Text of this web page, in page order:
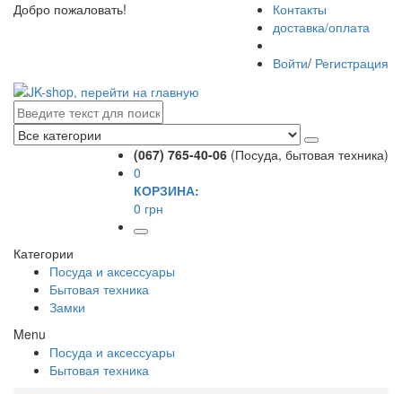
Добро пожаловать!
Контакты
доставка/оплата
Войти/ Регистрация
(067) 765-40-06 (Посуда, бытовая техника)
0
КОРЗИНА:
0 грн
Категории
Посуда и аксессуары
Бытовая техника
Замки
Menu
Посуда и аксессуары
Бытовая техника